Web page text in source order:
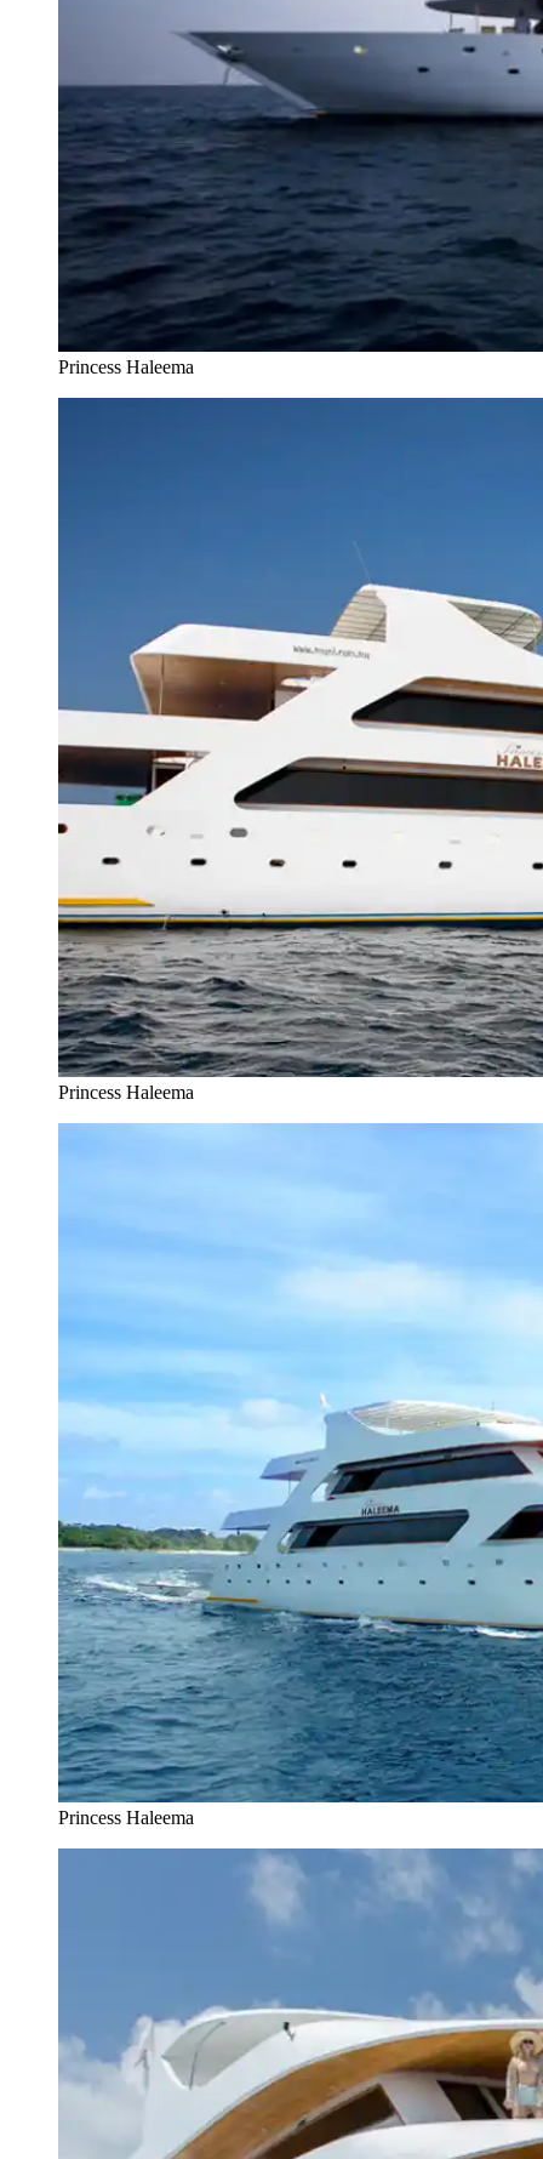
Princess Haleema
Princess Haleema
Princess Haleema